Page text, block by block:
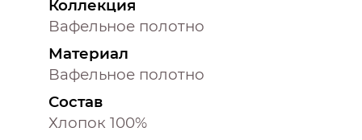
Коллекция
Вафельное полотно
Материал
Вафельное полотно
Состав
Хлопок 100%